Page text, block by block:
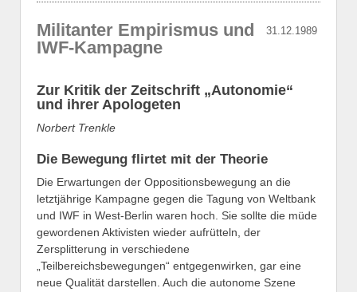
31.12.1989
Militanter Empirismus und
IWF-Kampagne
Zur Kritik der Zeitschrift „Autonomie“
und ihrer Apologeten
Norbert Trenkle
Die Bewegung flirtet mit der Theorie
Die Erwartungen der Oppositionsbewegung an die
letztjährige Kampagne gegen die Tagung von Weltbank
und IWF in West-Berlin waren hoch. Sie sollte die müde
gewordenen Aktivisten wieder aufrütteln, der
Zersplitterung in verschiedene
„Teilbereichsbewegungen“ entgegenwirken, gar eine
neue Qualität darstellen. Auch die autonome Szene